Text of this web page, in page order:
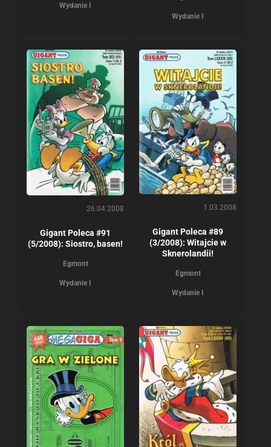
Wydanie I
Wydanie I
26.04.2008
Gigant Poleca #91
(5/2008): Siostro, basen!
Egmont
Wydanie I
1.03.2008
Gigant Poleca #89
(3/2008): Witajcie w
Sknerolandii!
Egmont
Wydanie I